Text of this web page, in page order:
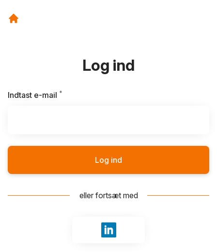
Log ind
Indtast e-mail *
Log ind
eller fortsæt med
Log ind med LinkedIn